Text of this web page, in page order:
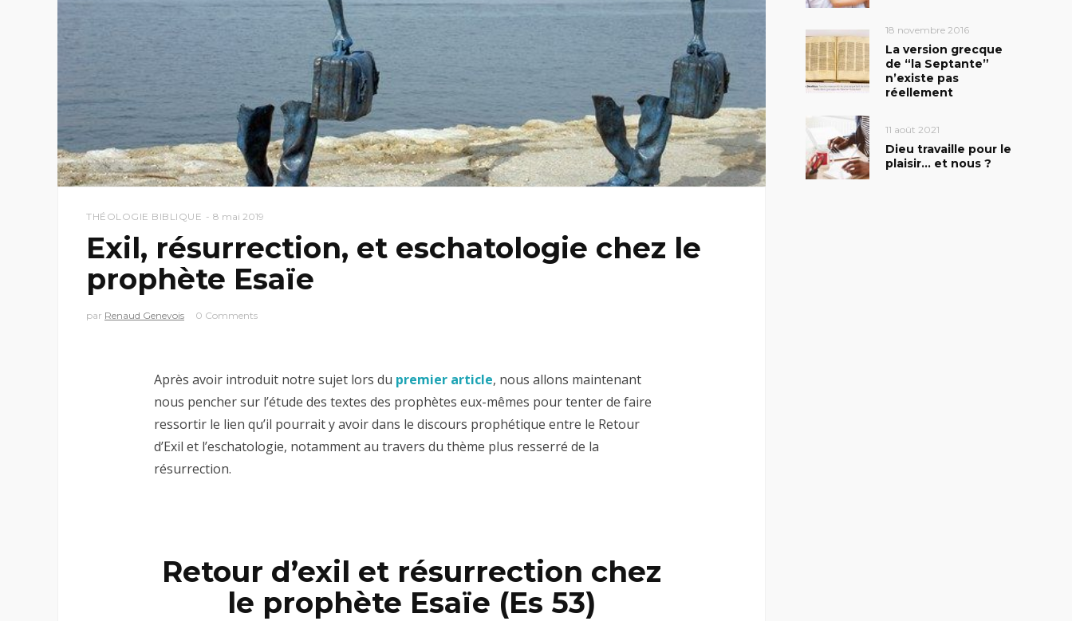
THÉOLOGIE BIBLIQUE 8 mai 2019
Exil, résurrection, et eschatologie chez le
prophète Esaïe
par Renaud Genevois 0 Comments
Après avoir introduit notre sujet lors du premier article, nous allons maintenant
nous pencher sur l’étude des textes des prophètes eux-mêmes pour tenter de faire
ressortir le lien qu’il pourrait y avoir dans le discours prophétique entre le Retour
d’Exil et l’eschatologie, notamment au travers du thème plus resserré de la
résurrection.
Retour d’exil et résurrection chez
le prophète Esaïe (Es 53)
18 novembre 2016
La version grecque
de “la Septante”
n’existe pas
réellement
11 août 2021
Dieu travaille pour le
plaisir… et nous ?